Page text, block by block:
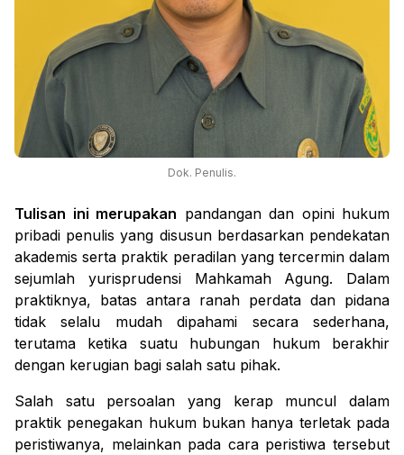
Dok. Penulis.
Tulisan ini merupakan pandangan dan opini hukum
pribadi penulis yang disusun berdasarkan pendekatan
akademis serta praktik peradilan yang tercermin dalam
sejumlah yurisprudensi Mahkamah Agung. Dalam
praktiknya, batas antara ranah perdata dan pidana
tidak selalu mudah dipahami secara sederhana,
terutama ketika suatu hubungan hukum berakhir
dengan kerugian bagi salah satu pihak.
Salah satu persoalan yang kerap muncul dalam
praktik penegakan hukum bukan hanya terletak pada
peristiwanya, melainkan pada cara peristiwa tersebut